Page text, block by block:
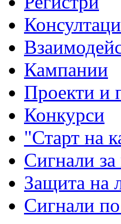
Кампании
Проекти и
Конкурси
"Старт на
Сигнали
Защита на
Сигнали